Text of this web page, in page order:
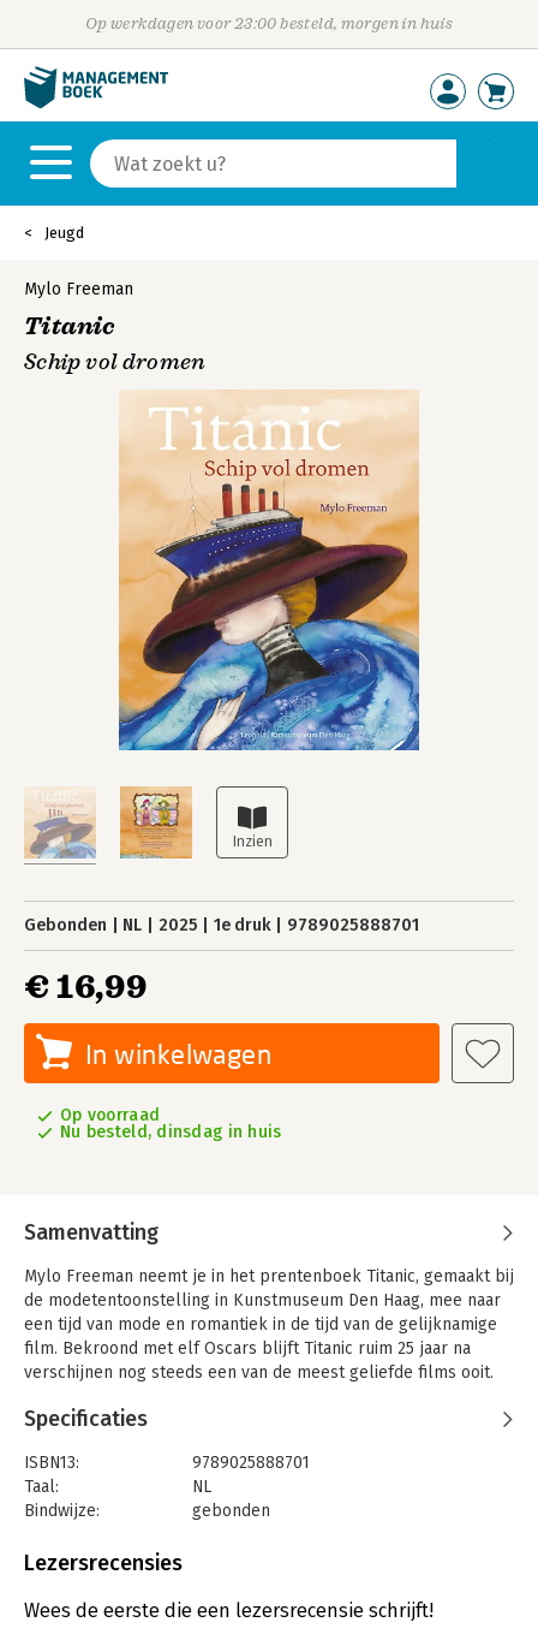
Op werkdagen voor 23:00 besteld, morgen in huis
Jeugd
Mylo Freeman
Titanic
Schip vol dromen
Gebonden NL 2025 1e druk 9789025888701
€ 16,99
In winkelwagen
Op voorraad
Nu besteld, dinsdag in huis
Samenvatting
Mylo Freeman neemt je in het prentenboek Titanic, gemaakt bij
de modetentoonstelling in Kunstmuseum Den Haag, mee naar
een tijd van mode en romantiek in de tijd van de gelijknamige
film. Bekroond met elf Oscars blijft Titanic ruim 25 jaar na
verschijnen nog steeds een van de meest geliefde films ooit.
film blijft veelbekeken op Netflix. Een iconische romance
maatschappelijke veranderingen. Het Kunstmuseum Den Haag
toont komend najaar mode van upstairs en downstairs, en trekt
een parallel met onze huidige tijd. Mylo Freeman maakt het
Specificaties
ISBN13:
9789025888701
Taal:
NL
Bindwijze:
gebonden
Uitgever:
Verschijningsdatum:
10-9-2025
Lezersrecensies
Wees de eerste die een lezersrecensie schrijft!